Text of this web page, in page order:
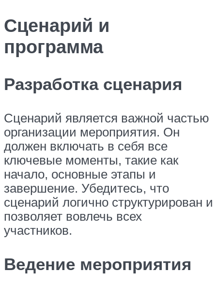
Сценарий и
программа
Разработка сценария
Сценарий является важной частью
организации мероприятия. Он
должен включать в себя все
ключевые моменты, такие как
начало, основные этапы и
завершение. Убедитесь, что
сценарий логично структурирован и
позволяет вовлечь всех
участников.
Ведение мероприятия